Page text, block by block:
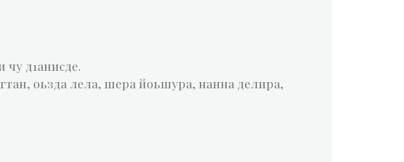
д1анисде.
оьзда лела, шера йоьшура, нанна делира,